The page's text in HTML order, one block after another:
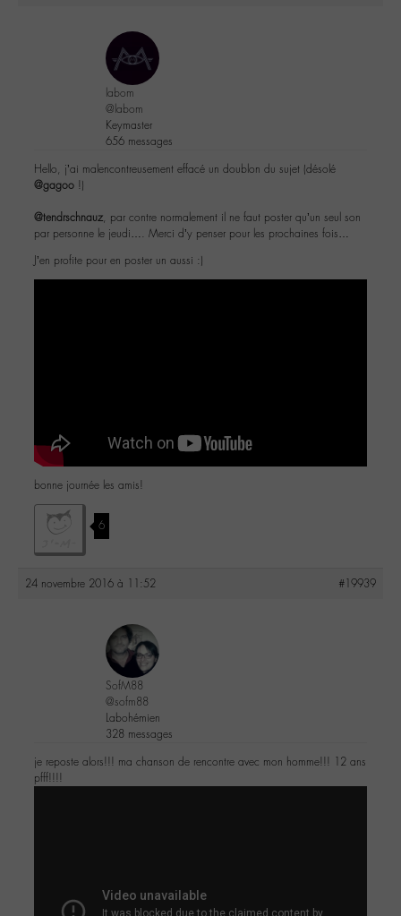
labom
@labom
Keymaster
656 messages
Hello, j’ai malencontreusement effacé un doublon du sujet (désolé
@gagoo !)
@tendrschnauz, par contre normalement il ne faut poster qu’un seul son
par personne le jeudi…. Merci d’y penser pour les prochaines fois…
J’en profite pour en poster un aussi :)
bonne journée les amis!
6
24 novembre 2016 à 11:52 #19939
SofM88
@sofm88
Labohémien
328 messages
je reposte alors!!! ma chanson de rencontre avec mon homme!!! 12 ans
pfff!!!!